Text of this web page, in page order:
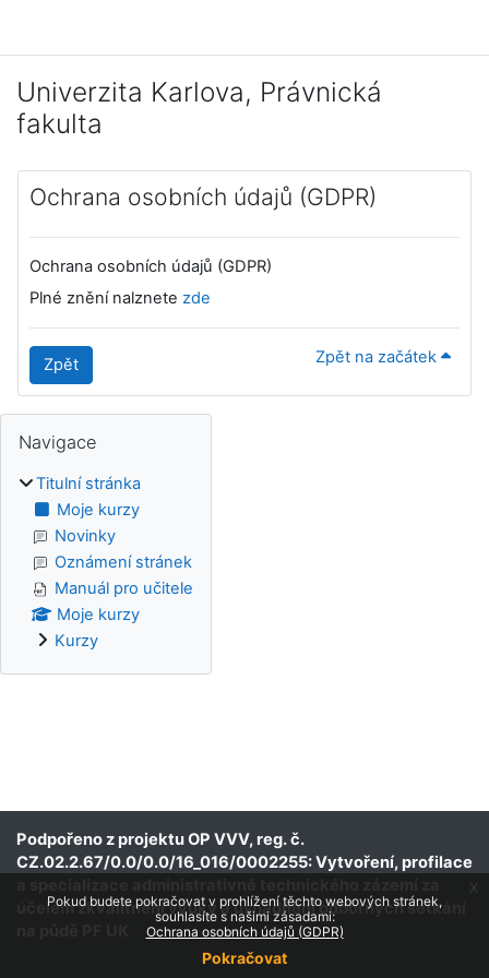
Pokud budete pokračovat v prohlížení těchto webových stránek,
souhlasíte s našimi zásadami:
Ochrana osobních údajů (GDPR)
Pokračovat
x
Univerzita Karlova, Právnická
fakulta
Ochrana osobních údajů (GDPR)
Ochrana osobních údajů (GDPR)
Plné znění nalznete zde
Zpět Zpět na začátek
Bloky
Navigace
Titulní stránka
Moje kurzy
Novinky
Oznámení stránek
Manuál pro učitele
Moje kurzy
Kurzy
Doplňkové bloky
Podpořeno z projektu OP VVV, reg. č.
CZ.02.2.67/0.0/0.0/16_016/0002255: Vytvoření, profilace
účelem zkvalitnění výuky a usnadnění odborných setkání